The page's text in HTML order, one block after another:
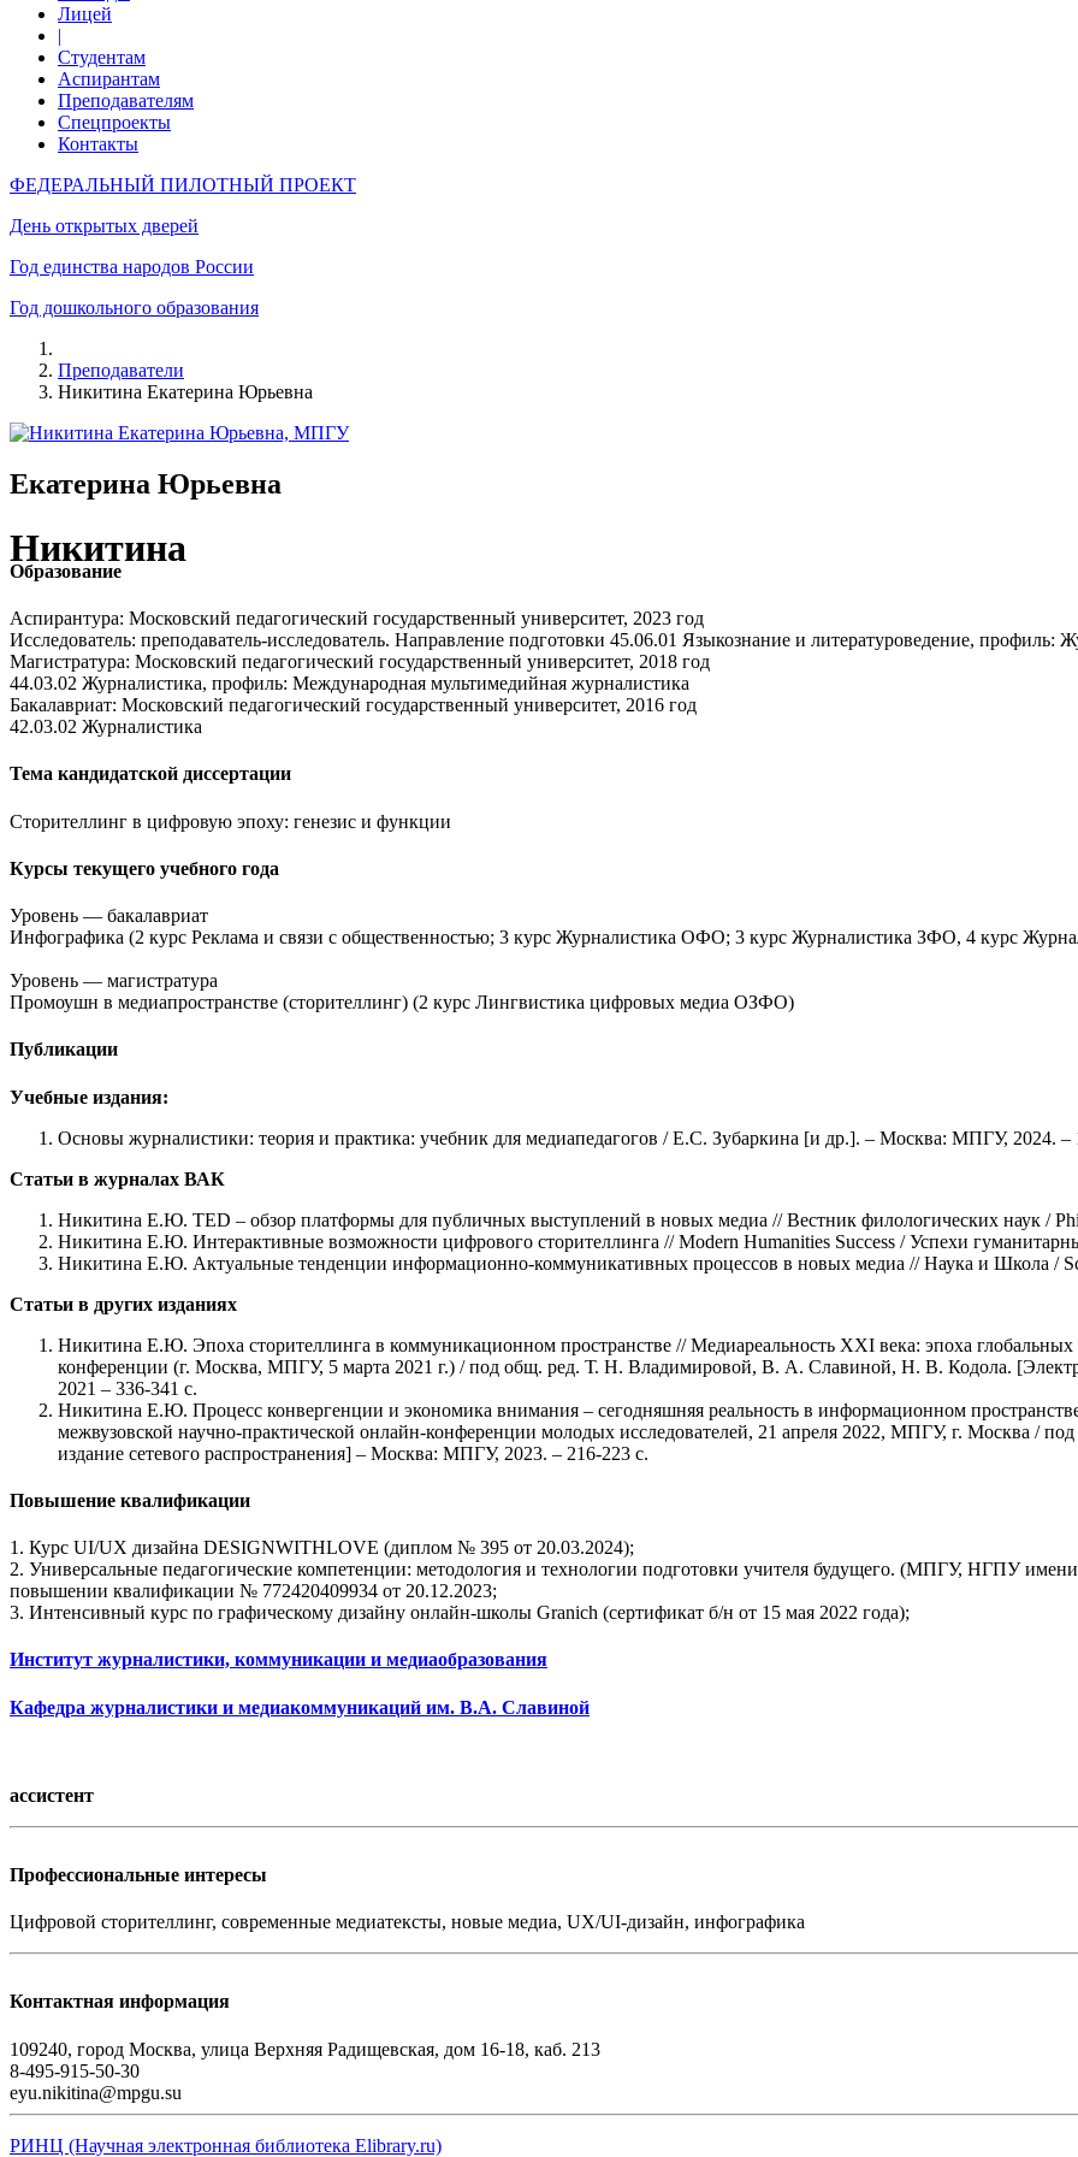
Лицей
|
Студентам
Аспирантам
Преподавателям
Спецпроекты
Контакты
ФЕДЕРАЛЬНЫЙ ПИЛОТНЫЙ ПРОЕКТ
День открытых дверей
Год единства народов России
Год дошкольного образования
Преподаватели
Никитина Екатерина Юрьевна
Екатерина Юрьевна
Никитина
Образование
Аспирантура: Московский педагогический государственный университет, 2023 год
Исследователь: преподаватель-исследователь. Направление подготовки 45.06.01 Языкознание и литературоведение, профиль:
Магистратура: Московский педагогический государственный университет, 2018 год
44.03.02 Журналистика, профиль: Международная мультимедийная журналистика
Бакалавриат: Московский педагогический государственный университет, 2016 год
42.03.02 Журналистика
Тема кандидатской диссертации
Сторителлинг в цифровую эпоху: генезис и функции
Курсы текущего учебного года
Уровень — бакалавриат
Инфографика (2 курс Реклама и связи с общественностью; 3 курс Журналистика ОФО; 3 курс Журналистика ЗФО, 4 курс
Уровень — магистратура
Промоушн в медиапространстве (сторителлинг) (2 курс Лингвистика цифровых медиа ОЗФО)
Публикации
Учебные издания:
Основы журналистики: теория и практика: учебник для медиапедагогов / Е.С. Зубаркина [и др.]. – Москва: МПГУ, 2024. –
Статьи в журналах ВАК
Никитина Е.Ю. TED – обзор платформы для публичных выступлений в новых медиа // Вестник филологических наук /
Никитина Е.Ю. Интерактивные возможности цифрового сторителлинга // Modern Humanities Success / Успехи
Никитина Е.Ю. Актуальные тенденции информационно-коммуникативных процессов в новых медиа // Наука и Школа /
Статьи в других изданиях
Никитина Е.Ю. Эпоха сторителлинга в коммуникационном пространстве // Медиареальность ХХI века: эпоха
конференции (г. Москва, МПГУ, 5 марта 2021 г.) / под общ. ред. Т. Н. Владимировой, В. А. Славиной, Н. В. Кодола.
2021 – 336-341 c.
Никитина Е.Ю. Процесс конвергенции и экономика внимания – сегодняшняя реальность в информационном
межвузовской научно-практической онлайн-конференции молодых исследователей, 21 апреля 2022, МПГУ, г. Москва /
издание сетевого распространения] – Москва: МПГУ, 2023. – 216-223 с.
Повышение квалификации
1. Курс UI/UX дизайна DESIGNWITHLOVE (диплом № 395 от 20.03.2024);
2. Универсальные педагогические компетенции: методология и технологии подготовки учителя будущего. (МПГУ, НГПУ
повышении квалификации № 772420409934 от 20.12.2023;
3. Интенсивный курс по графическому дизайну онлайн-школы Granich (сертификат б/н от 15 мая 2022 года);
Институт журналистики, коммуникации и медиаобразования
Кафедра журналистики и медиакоммуникаций им. В.А. Славиной
ассистент
Профессиональные интересы
Цифровой сторителлинг, современные медиатексты, новые медиа, UX/UI-дизайн, инфографика
Контактная информация
109240, город Москва, улица Верхняя Радищевская, дом 16-18, каб. 213
8-495-915-50-30
eyu.nikitina@mpgu.su
РИНЦ (Научная электронная библиотека Elibrary.ru)